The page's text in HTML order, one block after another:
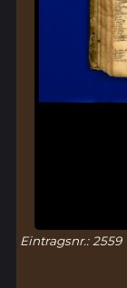
Eintragsnr.: 2559